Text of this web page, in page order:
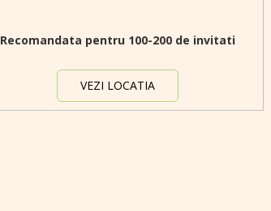
Recomandata pentru 100-200 de invitati
VEZI LOCATIA